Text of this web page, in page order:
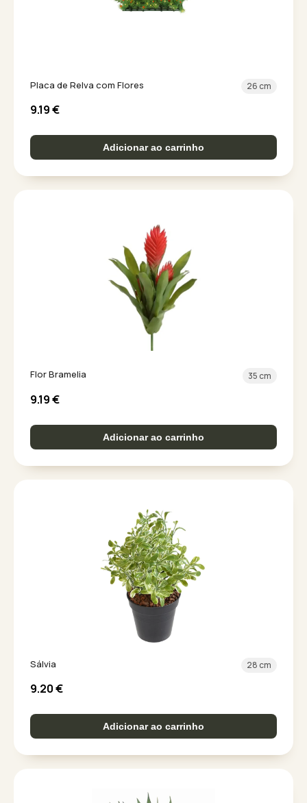
Placa de Relva com Flores 26 cm
9.19€
Adicionar ao carrinho
Flor Bramelia 35 cm
9.19€
Adicionar ao carrinho
Sálvia 28 cm
9.20€
Adicionar ao carrinho